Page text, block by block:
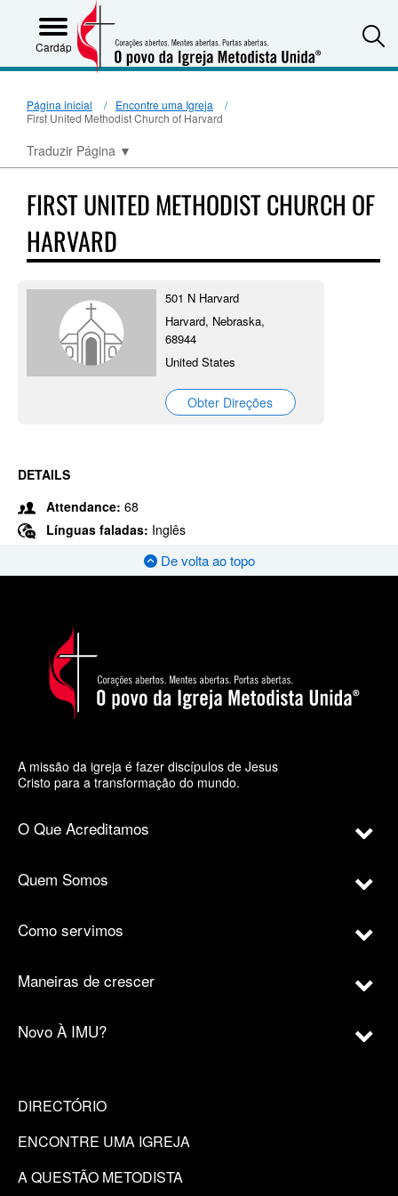
Cardápio
Página inicial
Encontre uma Igreja
First United Methodist Church of Harvard
Traduzir Página ▼
FIRST UNITED METHODIST CHURCH OF
HARVARD
501 N Harvard
Harvard, Nebraska,
68944
United States
Obter Direções
DETAILS
Attendance: 68
Línguas faladas: Inglês
De volta ao topo
A missão da igreja é fazer discípulos de Jesus
Cristo para a transformação do mundo.
O Que Acreditamos
Quem Somos
Como servimos
Maneiras de crescer
Novo À IMU?
DIRECTÓRIO
ENCONTRE UMA IGREJA
A QUESTÃO METODISTA